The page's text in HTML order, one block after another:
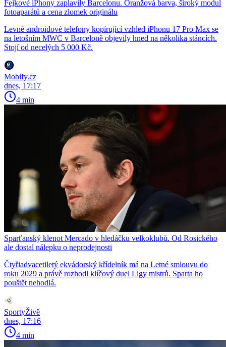
Fejkové iPhony zaplavily Barcelonu. Oranžová barva, široký modul
fotoaparátů a cena zlomek originálu
Levné androidové telefony kopírující vzhled iPhonu 17 Pro Max se
na letošním MWC v Barceloně objevily hned na několika stáncích.
Stojí od necelých 5 000 Kč.
Mobify.cz
dnes, 17:17
4 min
Sparťanský klenot Mercado v hledáčku velkoklubů. Od Rosického
ale dostal nálepku o neprodejnosti
Čtyřiadvacetiletý ekvádorský křídelník má na Letné smlouvu do
roku 2029 a právě rozhodl klíčový duel Ligy mistrů. Sparta ho
pouštět nehodlá.
SportyŽivě
dnes, 17:16
4 min